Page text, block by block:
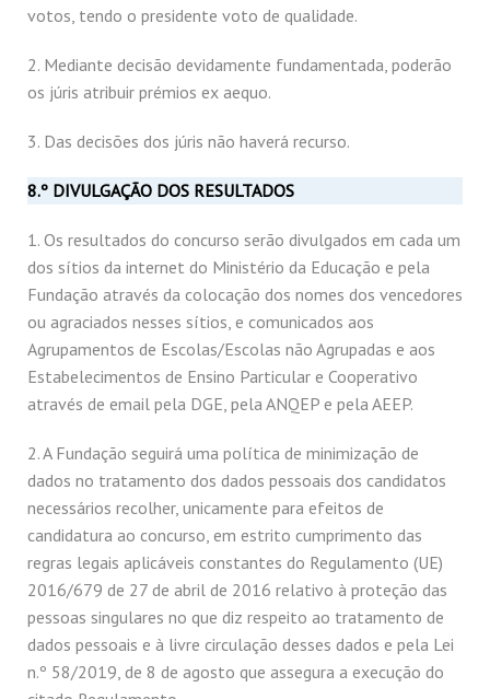
votos, tendo o presidente voto de qualidade.
2. Mediante decisão devidamente fundamentada, poderão
os júris atribuir prémios ex aequo.
3. Das decisões dos júris não haverá recurso.
8.º DIVULGAÇÃO DOS RESULTADOS
1. Os resultados do concurso serão divulgados em cada um
dos sítios da internet do Ministério da Educação e pela
Fundação através da colocação dos nomes dos vencedores
ou agraciados nesses sítios, e comunicados aos
Agrupamentos de Escolas/Escolas não Agrupadas e aos
Estabelecimentos de Ensino Particular e Cooperativo
através de email pela DGE, pela ANQEP e pela AEEP.
2. A Fundação seguirá uma política de minimização de
dados no tratamento dos dados pessoais dos candidatos
necessários recolher, unicamente para efeitos de
candidatura ao concurso, em estrito cumprimento das
regras legais aplicáveis constantes do Regulamento (UE)
2016/679 de 27 de abril de 2016 relativo à proteção das
pessoas singulares no que diz respeito ao tratamento de
dados pessoais e à livre circulação desses dados e pela Lei
n.º 58/2019, de 8 de agosto que assegura a execução do